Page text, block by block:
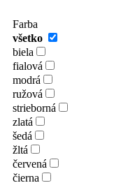
Farba
všetko
biela
fialová
modrá
ružová
strieborná
zlatá
šedá
žltá
červená
čierna